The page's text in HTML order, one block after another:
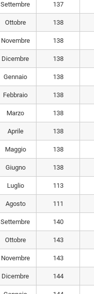
Settembre 137
Ottobre 138
Novembre 138
Dicembre 138
Gennaio 138
Febbraio 138
Marzo 138
Aprile 138
Maggio 138
Giugno 138
Luglio 113
Agosto 111
Settembre 140
Ottobre 143
Novembre 143
Dicembre 144